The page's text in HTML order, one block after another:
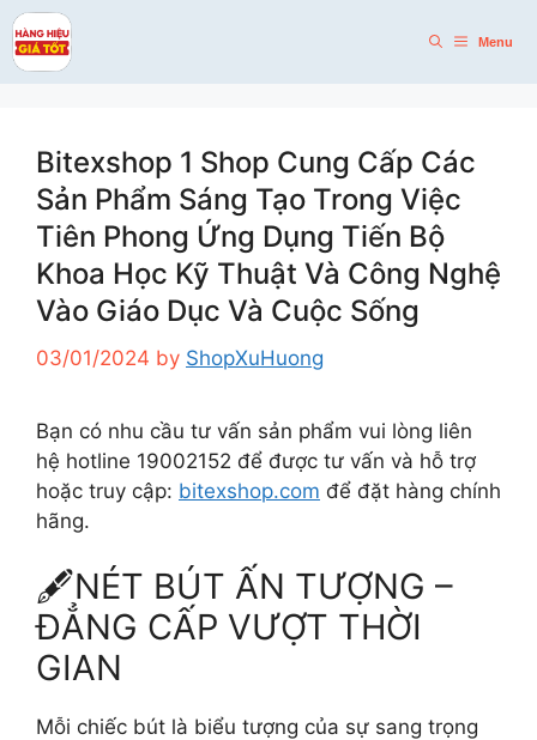
Skip
to
content
Menu
Bitexshop 1 Shop Cung Cấp Các
Sản Phẩm Sáng Tạo Trong Việc
Tiên Phong Ứng Dụng Tiến Bộ
Khoa Học Kỹ Thuật Và Công Nghệ
Vào Giáo Dục Và Cuộc Sống
03/01/2024 by ShopXuHuong
Bạn có nhu cầu tư vấn sản phẩm vui lòng liên
hệ hotline 19002152 để được tư vấn và hỗ trợ
hoặc truy cập: bitexshop.com để đặt hàng chính
hãng.
🖋NÉT BÚT ẤN TƯỢNG –
ĐẲNG CẤP VƯỢT THỜI
GIAN
Mỗi chiếc bút là biểu tượng của sự sang trọng